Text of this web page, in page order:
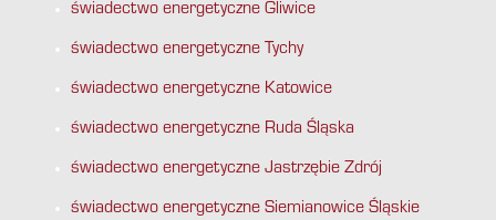
świadectwo energetyczne Gliwice
świadectwo energetyczne Tychy
świadectwo energetyczne Katowice
świadectwo energetyczne Ruda Śląska
świadectwo energetyczne Jastrzębie Zdrój
świadectwo energetyczne Siemianowice Śląskie